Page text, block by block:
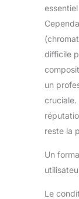
difficile
un
cruciale.
reste la
Un
Le